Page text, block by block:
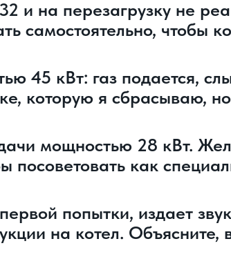
и на перезагрузку не
самостоятельно, чтобы
45 кВт: газ подается,
которую я сбрасываю,
мощностью 28 кВт.
как
попытки, издает
на котел. Объясните,